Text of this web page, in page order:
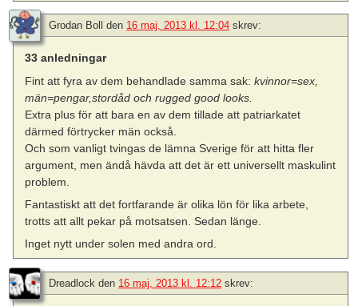
Grodan Boll den 16 maj, 2013 kl. 12:04 skrev:
33 anledningar
Fint att fyra av dem behandlade samma sak:kvinnor=sex,
män=pengar,stordåd och rugged good looks.
Extra plus för att bara en av dem tillade att patriarkatet
därmed förtrycker män också.
Och som vanligt tvingas de lämna Sverige för att hitta fler
argument, men ändå hävda att det är ett universellt maskulint
problem.
Fantastiskt att det fortfarande är olika lön för lika arbete,
trotts att allt pekar på motsatsen. Sedan länge.
Inget nytt under solen med andra ord.
Dreadlock den 16 maj, 2013 kl. 12:12 skrev: